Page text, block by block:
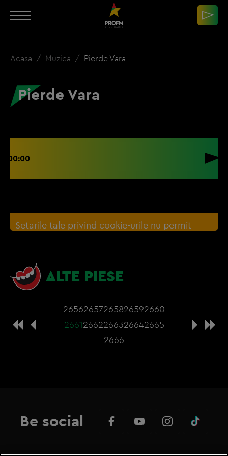
Acasa Muzica Pierde Vara
Pierde Vara
00:00
Setarile tale privind cookie-urile nu permit
browser sau de
nevoie sa accepti cookie-urile social media
ALTE PIESE
26562657265826592660
26612662266326642665
2666
Be social